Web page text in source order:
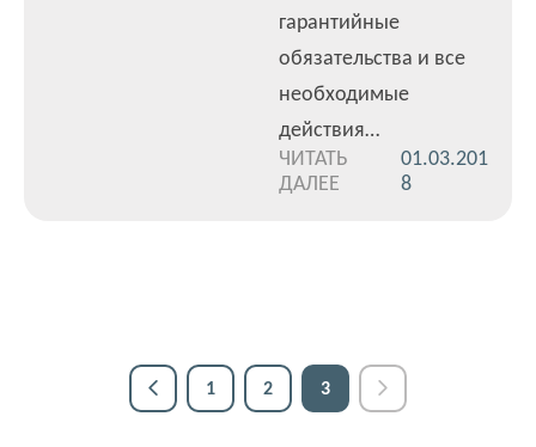
гарантийные
обязательства и все
необходимые
действия…
ЧИТАТЬ
ДАЛЕЕ
01.03.201
8
1 2 3